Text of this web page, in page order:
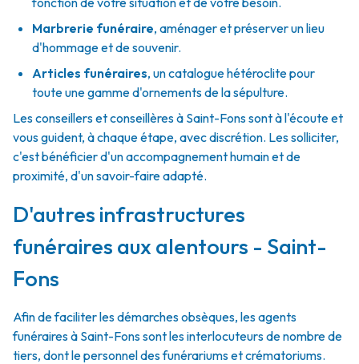
Marbrerie funéraire, aménager et préserver un lieu
d'hommage et de souvenir.
Articles funéraires, un catalogue hétéroclite pour
toute une gamme d'ornements de la sépulture.
Les conseillers et conseillères à Saint-Fons sont à l'écoute et
vous guident, à chaque étape, avec discrétion. Les solliciter,
c'est bénéficier d'un accompagnement humain et de
proximité, d'un savoir-faire adapté.
D'autres infrastructures
funéraires aux alentours - Saint-
Fons
Afin de faciliter les démarches obsèques, les agents
funéraires à Saint-Fons sont les interlocuteurs de nombre de
tiers, dont le personnel des funérariums et crématoriums.